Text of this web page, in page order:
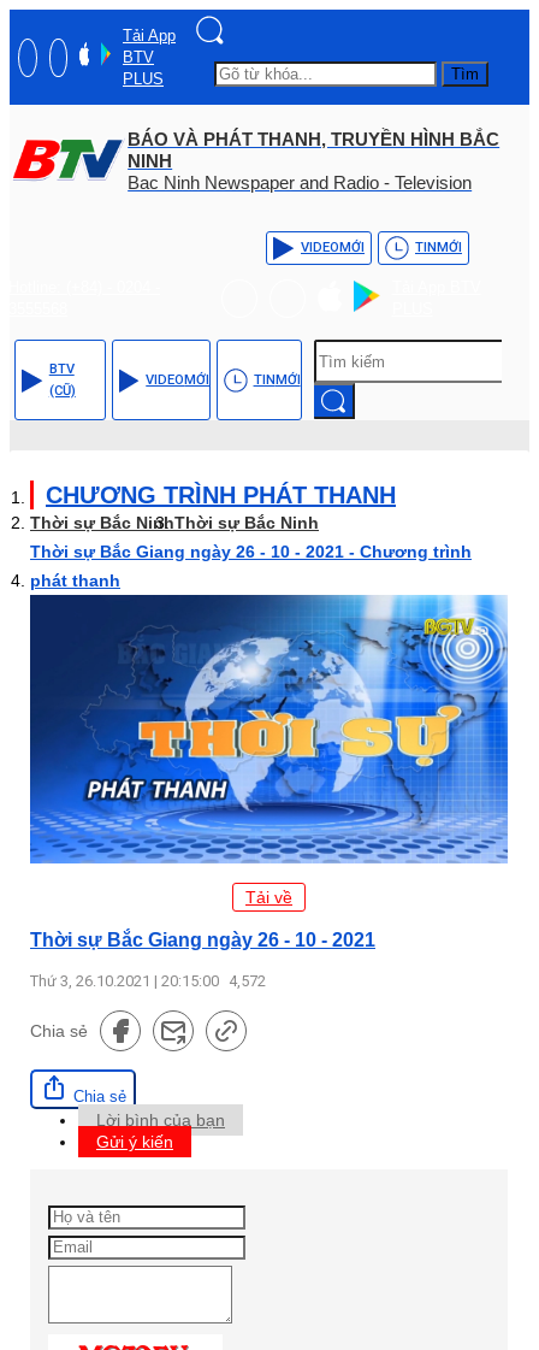
Tải App
BTV
PLUS
Tìm
BÁO VÀ PHÁT THANH, TRUYỀN HÌNH BẮC
NINH
Bac Ninh Newspaper and Radio - Television
VIDEOMỚI TINMỚI
BTV
(CŨ)
VIDEOMỚI TINMỚI
CHƯƠNG TRÌNH PHÁT THANH
Thời sự Bắc NinhThời sự Bắc Ninh
Thời sự Bắc Giang ngày 26 - 10 - 2021 - Chương trình
phát thanh
Tải về
Thời sự Bắc Giang ngày 26 - 10 - 2021
Thứ 3, 26.10.2021 | 20:15:00 4,572
Chia sẻ
Chia sẻ
Lời bình của bạn
Gửi ý kiến